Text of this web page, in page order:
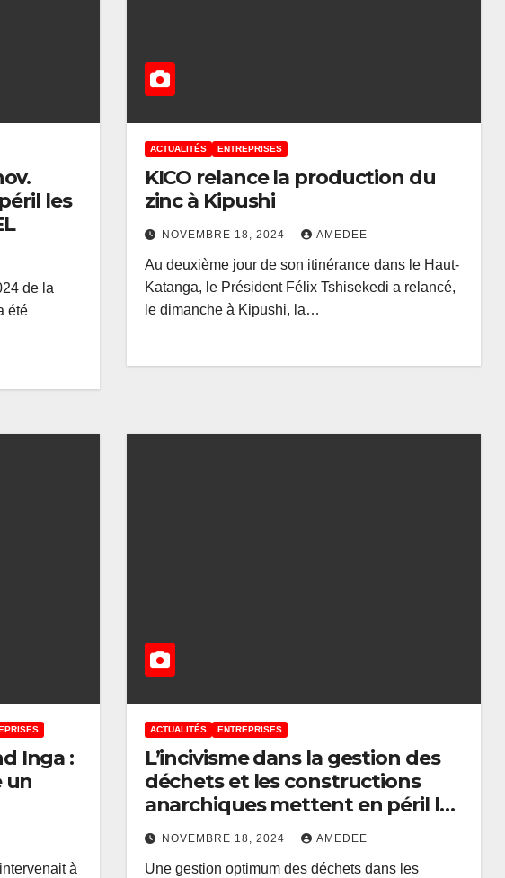
les
de la
été
ACTUALITÉS ENTREPRISES
KICO relance la production du
zinc à Kipushi
NOVEMBRE 18, 2024 AMEDEE
Au deuxième jour de son itinérance dans le Haut-
Katanga, le Président Félix Tshisekedi a relancé,
le dimanche à Kipushi, la…
Inga :
un
à
ACTUALITÉS ENTREPRISES
L’incivisme dans la gestion des
déchets et les constructions
anarchiques mettent en péril les
infrastructures de la SNEL et
REGIDESO
NOVEMBRE 18, 2024 AMEDEE
Une gestion optimum des déchets dans les